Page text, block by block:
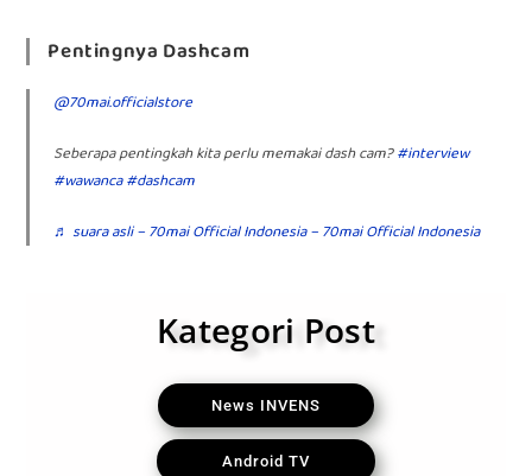
Pentingnya Dashcam
@70mai.officialstore
Seberapa pentingkah kita perlu memakai dash cam?#interview
#wawanca#dashcam
♬ suara asli – 70mai Official Indonesia – 70mai Official Indonesia
Kategori Post
News INVENS
Android TV